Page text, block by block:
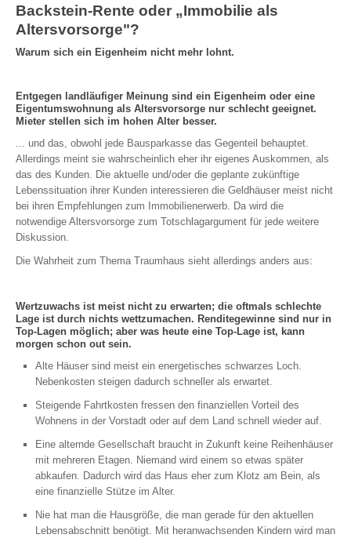
Backstein-Rente oder „Immobilie als
Altersvorsorge"?
Warum sich ein Eigenheim nicht mehr lohnt.
Entgegen landläufiger Meinung sind ein Eigenheim oder eine
Eigentumswohnung als Altersvorsorge nur schlecht geeignet.
Mieter stellen sich im hohen Alter besser.
... und das, obwohl jede Bausparkasse das Gegenteil behauptet.
Allerdings meint sie wahrscheinlich eher ihr eigenes Auskommen, als
das des Kunden. Die aktuelle und/oder die geplante zukünftige
Lebenssituation ihrer Kunden interessieren die Geldhäuser meist nicht
bei ihren Empfehlungen zum Immobilienerwerb. Da wird die
notwendige Altersvorsorge zum Totschlagargument für jede weitere
Diskussion.
Die Wahrheit zum Thema Traumhaus sieht allerdings anders aus:
Wertzuwachs ist meist nicht zu erwarten; die oftmals schlechte
Lage ist durch nichts wettzumachen. Renditegewinne sind nur in
Top-Lagen möglich; aber was heute eine Top-Lage ist, kann
morgen schon out sein.
Alte Häuser sind meist ein energetisches schwarzes Loch.
Nebenkosten steigen dadurch schneller als erwartet.
Steigende Fahrtkosten fressen den finanziellen Vorteil des
Wohnens in der Vorstadt oder auf dem Land schnell wieder auf.
Eine alternde Gesellschaft braucht in Zukunft keine Reihenhäuser
mit mehreren Etagen. Niemand wird einem so etwas später
abkaufen. Dadurch wird das Haus eher zum Klotz am Bein, als
eine finanzielle Stütze im Alter.
Nie hat man die Hausgröße, die man gerade für den aktuellen
Lebensabschnitt benötigt. Mit heranwachsenden Kindern wird man